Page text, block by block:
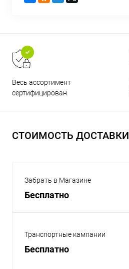
Весь ассортимент
сертифицирован
СТОИМОСТЬ ДОСТАВКИ
Забрать в Магазине
Бесплатно
Транспортные кампании
Бесплатно